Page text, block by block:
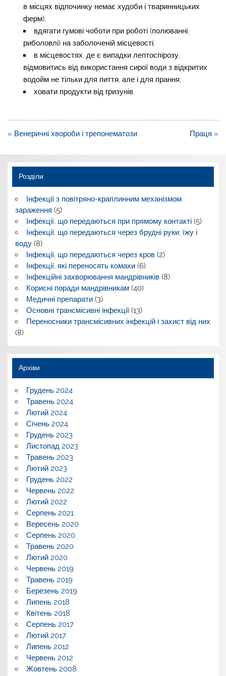
в місцях відпочинку немає худоби і тваринницьких
ферм);
вдягати гумові чоботи при роботі (полюванні,
риболовлі) на заболоченій місцевості;
в місцевостях, де є випадки лептоспірозу,
відмовитись від використання сирої води з відкритих
водойм не тільки для пиття, але і для прання;
ховати продукти від гризунів.
Навігація
« Венеричні хвороби і трепонематози Праця »
Розділи
Інфекції з повітряно-краплинним механізмом
зараження(5)
Інфекції, що передаються при прямому контакті (5)
Інфекції, що передаються через брудні руки, їжу і
воду(8)
Інфекції, що передаються через кров(2)
Інфекції, які переносять комахи (6)
Інфекційні захворювання мандрівників (8)
Корисні поради мандрівникам (40)
Медичні препарати(3)
Основні трансмісивні інфекції (13)
Переносники трансмісивних інфекцій і захист від них
(8)
Архіви
Грудень 2024
Травень 2024
Лютий 2024
Січень 2024
Грудень 2023
Листопад 2023
Травень 2023
Лютий 2023
Грудень 2022
Червень 2022
Лютий 2022
Серпень 2021
Вересень 2020
Серпень 2020
Травень 2020
Лютий 2020
Червень 2019
Травень 2019
Березень 2019
Липень 2018
Квітень 2018
Серпень 2017
Лютий 2017
Липень 2012
Червень 2012
Жовтень 2008